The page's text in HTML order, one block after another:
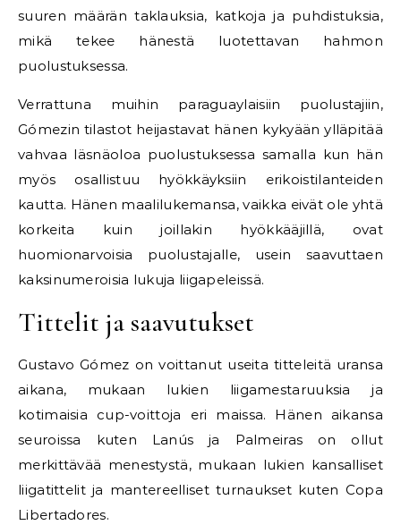
suuren määrän taklauksia, katkoja ja puhdistuksia,
mikä tekee hänestä luotettavan hahmon
puolustuksessa.
Verrattuna muihin paraguaylaisiin puolustajiin,
Gómezin tilastot heijastavat hänen kykyään ylläpitää
vahvaa läsnäoloa puolustuksessa samalla kun hän
myös osallistuu hyökkäyksiin erikoistilanteiden
kautta. Hänen maalilukemansa, vaikka eivät ole yhtä
korkeita kuin joillakin hyökkääjillä, ovat
huomionarvoisia puolustajalle, usein saavuttaen
kaksinumeroisia lukuja liigapeleissä.
Tittelit ja saavutukset
Gustavo Gómez on voittanut useita titteleitä uransa
aikana, mukaan lukien liigamestaruuksia ja
kotimaisia cup-voittoja eri maissa. Hänen aikansa
seuroissa kuten Lanús ja Palmeiras on ollut
merkittävää menestystä, mukaan lukien kansalliset
liigatittelit ja mantereelliset turnaukset kuten Copa
Libertadores.